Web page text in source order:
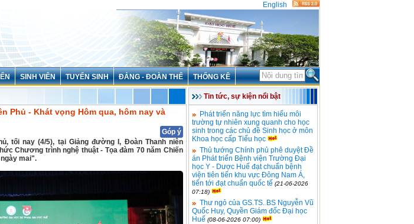
English
SINH VIÊN TUYỂN SINH ĐẢNG - ĐOÀN THỂ THỐNG KÊ
Phủ - Khát vọng Hôm qua, hôm nay và
Góp ý
tối nay (4/5), tại Giảng đường I, Đoàn Thanh niên
Chương trình nghệ thuật - Tọa đàm 70 năm Chiến
mai".
Tin tức, sự kiện nổi bật
Phát triển năng lực tìm hiểu môi
trường tự nhiên xung quanh cho học
sinh trong các chủ đề Sinh học ở môn
Khoa học cấp Tiểu học
Thủ tướng Chính phủ phê duyệt Đề
án Phát triển Bệnh viện Trường Đại
học Y - Dược Huế đạt chuẩn bệnh
viện tiên tiến khu vực Đông Nam Á,
tiến tới đạt chuẩn quốc tế (21-06-2026
07:18)
Thư ngỏ của GS.TS. BS Nguyễn Vũ
Quốc Huy, Quyền Giám đốc Đại học
Huế (08-06-2026 07:00)